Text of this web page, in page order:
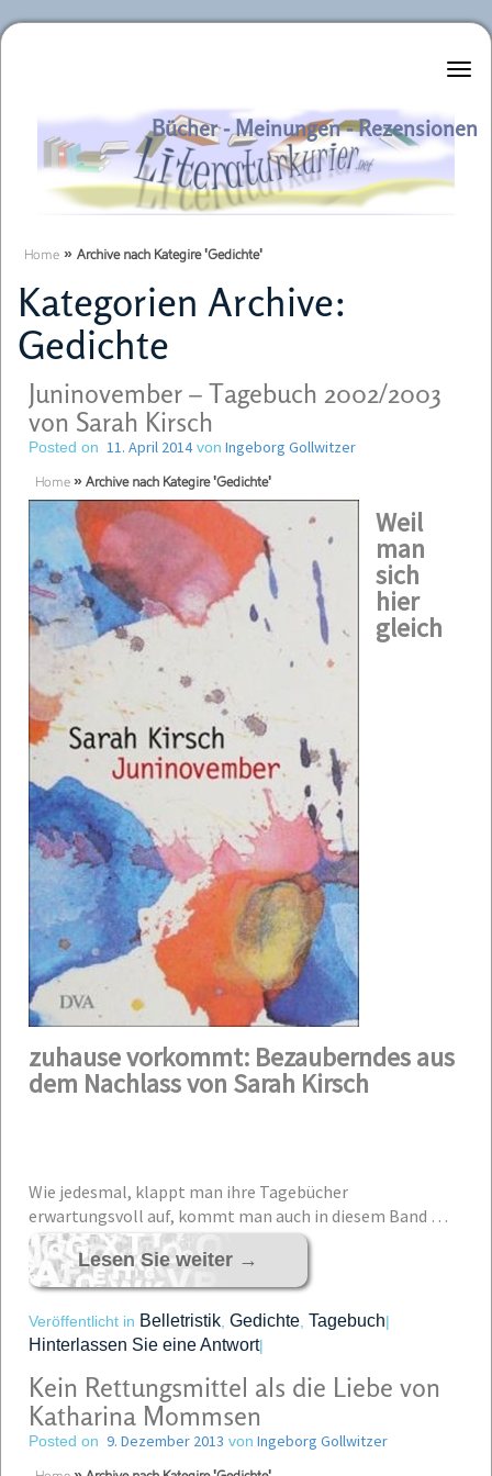
Literaturkurier.net
Bücher - Meinungen - Rezensionen
Home » Archive nach Kategire 'Gedichte'
Kategorien Archive:
Gedichte
Juninovember – Tagebuch 2002/2003
von Sarah Kirsch
Posted on 11. April 2014von Ingeborg Gollwitzer
Home » Archive nach Kategire 'Gedichte'
Weil
man
sich
hier
gleich
zuhause vorkommt: Bezauberndes aus
dem Nachlass von Sarah Kirsch
Wie jedesmal, klappt man ihre Tagebücher
erwartungsvoll auf, kommt man auch in diesem Band …
Lesen Sie weiter →
Veröffentlicht in Belletristik Gedichte Tagebuch|
Hinterlassen Sie eine Antwort|
Kein Rettungsmittel als die Liebe von
Katharina Mommsen
Posted on 9. Dezember 2013 von Ingeborg Gollwitzer